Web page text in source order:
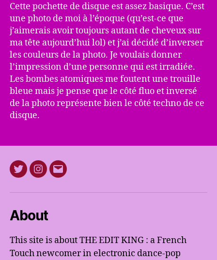
Cette pochette de disque est assez basique. C’est
une photo de moi à l’époque (qu’est-ce que
j’aimerais avoir toujours autant de cheveux sur
ma tête aujourd’hui lol) et j’ai décidé d’inverser
les couleurs de la photo. Je voulais donner
l’impression d’une personne qui est irradiée.
Les bombes atomiques me foutent une trouille
bleue mais je pense que le côté fluo et inversé
de la photo représente bien le côté techno de ce
disque.
TwitterInstagram
E-
About
This site is about THE EDIT KING : a French
Touch newcomer in electronic dance-pop